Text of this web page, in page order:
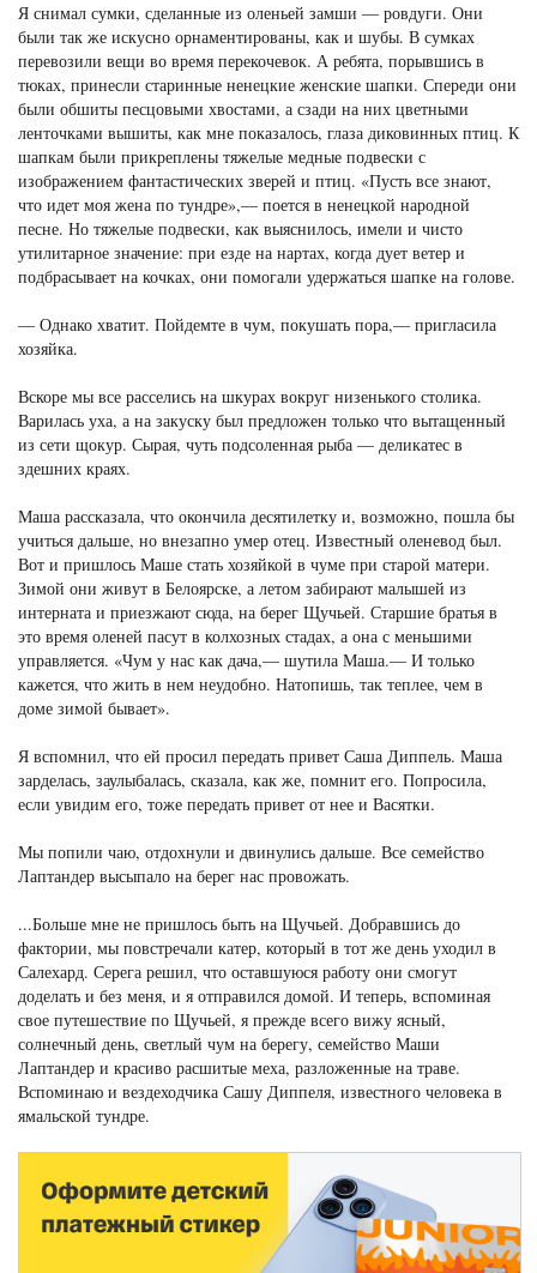
Я снимал сумки, сделанные из оленьей замши — ровдуги. Они
были так же искусно орнаментированы, как и шубы. В сумках
перевозили вещи во время перекочевок. А ребята, порывшись в
тюках, принесли старинные ненецкие женские шапки. Спереди они
были обшиты песцовыми хвостами, а сзади на них цветными
ленточками вышиты, как мне показалось, глаза диковинных птиц. К
шапкам были прикреплены тяжелые медные подвески с
изображением фантастических зверей и птиц. «Пусть все знают,
что идет моя жена по тундре»,— поется в ненецкой народной
песне. Но тяжелые подвески, как выяснилось, имели и чисто
утилитарное значение: при езде на нартах, когда дует ветер и
подбрасывает на кочках, они помогали удержаться шапке на голове.
— Однако хватит. Пойдемте в чум, покушать пора,— пригласила
хозяйка.
Вскоре мы все расселись на шкурах вокруг низенького столика.
Варилась уха, а на закуску был предложен только что вытащенный
из сети щокур. Сырая, чуть подсоленная рыба — деликатес в
здешних краях.
Маша рассказала, что окончила десятилетку и, возможно, пошла бы
учиться дальше, но внезапно умер отец. Известный оленевод был.
Вот и пришлось Маше стать хозяйкой в чуме при старой матери.
Зимой они живут в Белоярске, а летом забирают малышей из
интерната и приезжают сюда, на берег Щучьей. Старшие братья в
это время оленей пасут в колхозных стадах, а она с меньшими
управляется. «Чум у нас как дача,— шутила Маша.— И только
кажется, что жить в нем неудобно. Натопишь, так теплее, чем в
доме зимой бывает».
Я вспомнил, что ей просил передать привет Саша Диппель. Маша
зарделась, заулыбалась, сказала, как же, помнит его. Попросила,
если увидим его, тоже передать привет от нее и Васятки.
Мы попили чаю, отдохнули и двинулись дальше. Все семейство
Лаптандер высыпало на берег нас провожать.
...Больше мне не пришлось быть на Щучьей. Добравшись до
фактории, мы повстречали катер, который в тот же день уходил в
Салехард. Серега решил, что оставшуюся работу они смогут
доделать и без меня, и я отправился домой. И теперь, вспоминая
свое путешествие по Щучьей, я прежде всего вижу ясный,
солнечный день, светлый чум на берегу, семейство Маши
Лаптандер и красиво расшитые меха, разложенные на траве.
Вспоминаю и вездеходчика Сашу Диппеля, известного человека в
ямальской тундре.